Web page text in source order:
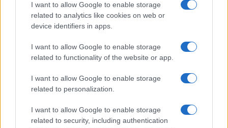
I want to allow Google to enable storage
related to analytics like cookies on web or
device identifiers in apps.
I want to allow Google to enable storage
related to functionality of the website or app.
I want to allow Google to enable storage
related to personalization.
I want to allow Google to enable storage
related to security, including authentication
nuovo decreto legge anti-Covid